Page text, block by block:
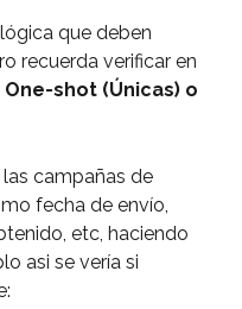
recuerda verificar en
One-shot (Únicas) o
campañas de
fecha de envío,
etc, haciendo
asi se vería si